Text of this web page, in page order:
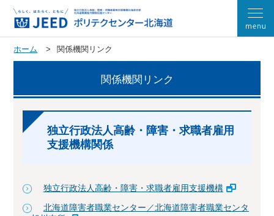
ホーム 関係機関リンク
関係機関リンク
独立行政法人高齢・障害・求職者雇用
支援機構関係
独立行政法人高齢・障害・求職者雇用支援機構
北海道障害者職業センター／北海道障害者職業センタ